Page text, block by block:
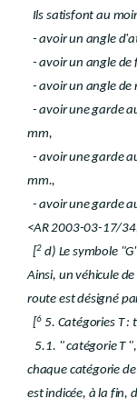
Ils satisfont au
- avoir un angle
- avoir un angle de
- avoir un angle de
- avoir une garde
mm,
- avoir une garde
mm.,
- avoir une garde
<AR 2003-03-17/
[2 d) Le symbole
Ainsi, un véhicule
route est désigné
[6 5. Catégories T :
5.1. " catégorie T
chaque catégorie
est indicée, à la fin,